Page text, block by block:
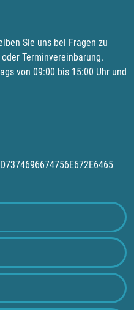
Sie uns bei Fragen zu
Terminvereinbarung.
von 09:00 bis 15:00 Uhr und